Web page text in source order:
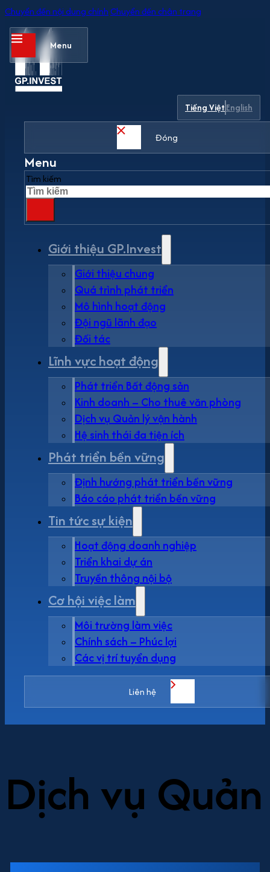
Chuyển đến nội dung chính Chuyển đến chân trang
Menu
Tiếng ViệtEnglish
Đóng
Menu
Tìm kiếm
Giới thiệu GP.Invest
Giới thiệu chung
Quá trình phát triển
Mô hình hoạt động
Đội ngũ lãnh đạo
Đối tác
Lĩnh vực hoạt động
Phát triển Bất động sản
Kinh doanh – Cho thuê văn phòng
Dịch vụ Quản lý vận hành
Hệ sinh thái đa tiện ích
Phát triển bền vững
Định hướng phát triển bền vững
Báo cáo phát triển bền vững
Tin tức sự kiện
Hoạt động doanh nghiệp
Triển khai dự án
Truyền thông nội bộ
Cơ hội việc làm
Môi trường làm việc
Chính sách – Phúc lợi
Các vị trí tuyển dụng
Liên hệ
Dịch vụ